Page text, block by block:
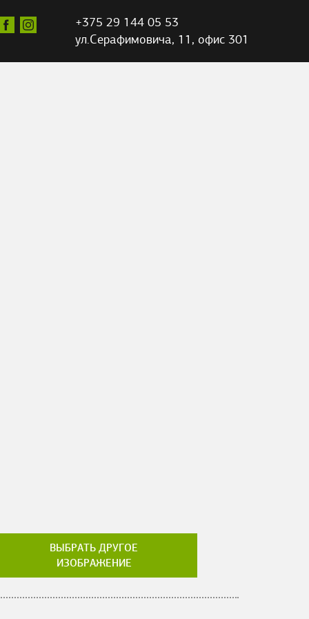
+375 29 144 05 53
ул.Серафимовича, 11, офис 301
ВЫБРАТЬ ДРУГОЕ
ИЗОБРАЖЕНИЕ